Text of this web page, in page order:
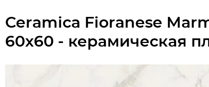
Ceramica Fioranese
60x60 - керамическая